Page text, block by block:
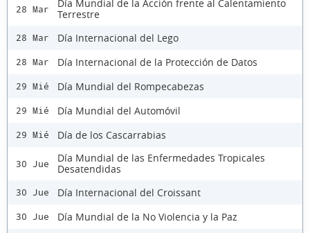
28 Mar
Día Mundial de la Acción frente al Calentamiento
Terrestre
28 Mar Día Internacional del Lego
28 Mar Día Internacional de la Protección de Datos
29 Mié Día Mundial del Rompecabezas
29 Mié Día Mundial del Automóvil
29 Mié Día de los Cascarrabias
30 Jue
Día Mundial de las Enfermedades Tropicales
Desatendidas
30 Jue Día Internacional del Croissant
30 Jue Día Mundial de la No Violencia y la Paz